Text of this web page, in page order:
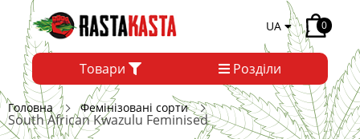
UA 0
Товари Розділи
Головна Фемінізовані сорти
South African Kwazulu Feminised